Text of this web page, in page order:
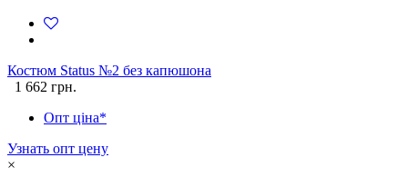
Костюм Status №2 без капюшона
1 662 грн.
Опт ціна*
Узнать опт цену
×